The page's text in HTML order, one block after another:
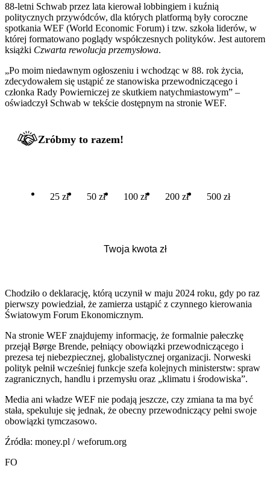
88-letni Schwab przez lata kierował lobbingiem i kuźnią
politycznych przywódców, dla których platformą były coroczne
spotkania WEF (World Economic Forum) i tzw. szkoła liderów, w
której formatowano poglądy współczesnych polityków. Jest autorem
książki Czwarta rewolucja przemysłowa.
„Po moim niedawnym ogłoszeniu i wchodząc w 88. rok życia,
zdecydowałem się ustąpić ze stanowiska przewodniczącego i
członka Rady Powierniczej ze skutkiem natychmiastowym” –
oświadczył Schwab w tekście dostępnym na stronie WEF.
Zróbmy to razem!
25 zł 50 zł 100 zł 200 zł 500 zł
Chodziło o deklarację, którą uczynił w maju 2024 roku, gdy po raz
pierwszy powiedział, że zamierza ustąpić z czynnego kierowania
Światowym Forum Ekonomicznym.
Na stronie WEF znajdujemy informację, że formalnie pałeczkę
przejął Børge Brende, pełniący obowiązki przewodniczącego i
prezesa tej niebezpiecznej, globalistycznej organizacji. Norweski
polityk pełnił wcześniej funkcje szefa kolejnych ministerstw: spraw
zagranicznych, handlu i przemysłu oraz „klimatu i środowiska”.
Media ani władze WEF nie podają jeszcze, czy zmiana ta ma być
stała, spekuluje się jednak, że obecny przewodniczący pełni swoje
obowiązki tymczasowo.
Źródła: money.pl / weforum.org
FO